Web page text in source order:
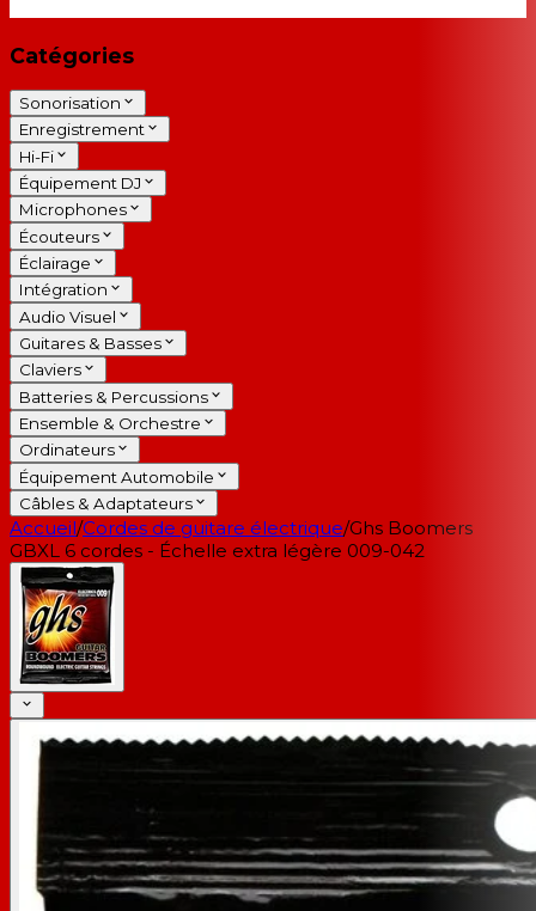
Catégories
Sonorisation
Enregistrement
Hi-Fi
Équipement DJ
Microphones
Écouteurs
Éclairage
Intégration
Audio Visuel
Guitares & Basses
Claviers
Batteries & Percussions
Ensemble & Orchestre
Ordinateurs
Équipement Automobile
Câbles & Adaptateurs
Accueil/Cordes de guitare électrique/Ghs Boomers
GBXL 6 cordes - Échelle extra légère 009-042